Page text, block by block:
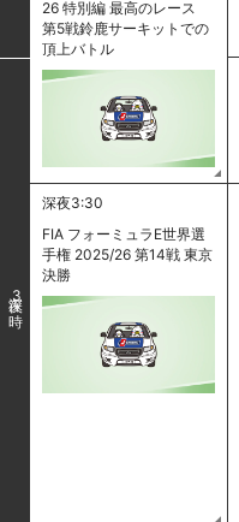
26 特別編 最高のレース
第5戦鈴鹿サーキットでの
頂上バトル
3
深夜3:30
FIA フォーミュラE世界選
手権 2025/26 第14戦 東京
決勝